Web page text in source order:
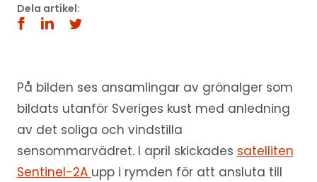
Dela artikel:
På bilden ses ansamlingar av grönalger som
bildats utanför Sveriges kust med anledning
av det soliga och vindstilla
sensommarvädret. I april skickades satelliten
Sentinel-2A upp i rymden för att ansluta till